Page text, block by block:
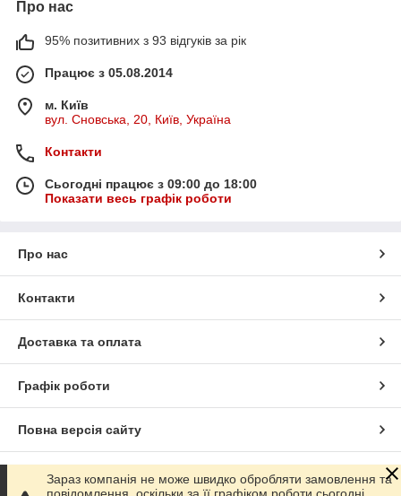
Про нас
95% позитивних з 93 відгуків за рік
Працює з 05.08.2014
м. Київ
вул. Сновська, 20, Київ, Україна
Контакти
Сьогодні працює з 09:00 до 18:00
Показати весь графік роботи
Про нас
Контакти
Доставка та оплата
Графік роботи
Повна версія сайту
Сайт створено на маркетплейсі Prom.ua
Зараз компанія не може швидко обробляти замовлення та